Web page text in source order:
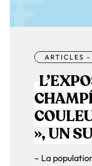
ARTICLES
», UN
– La